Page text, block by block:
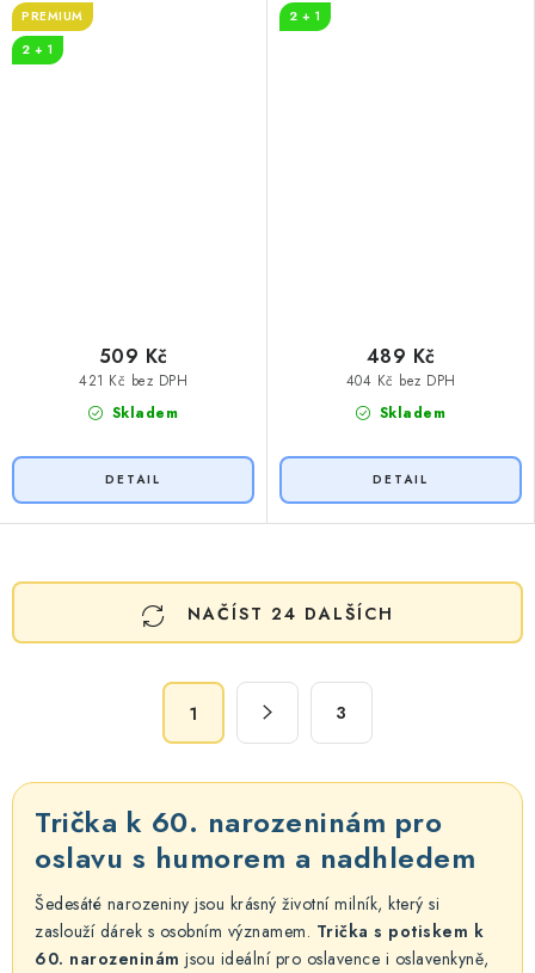
PREMIUM
2 + 1
Skladem
421 Kč bez DPH
509 Kč
2 + 1
Skladem
404 Kč bez DPH
489 Kč
O
v
c
í
NAČÍST 24 DALŠÍCH
á
n
1 3
Trička k 60. narozeninám pro
oslavu s humorem a nadhledem
Šedesáté narozeniny jsou krásný životní milník, který si
zaslouží dárek s osobním významem. Trička s potiskem k
60. narozeninám jsou ideální pro oslavence i oslavenkyně,